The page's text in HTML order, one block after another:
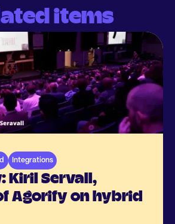
items
Kiril Servall,
Agorify on hybrid
Integrations